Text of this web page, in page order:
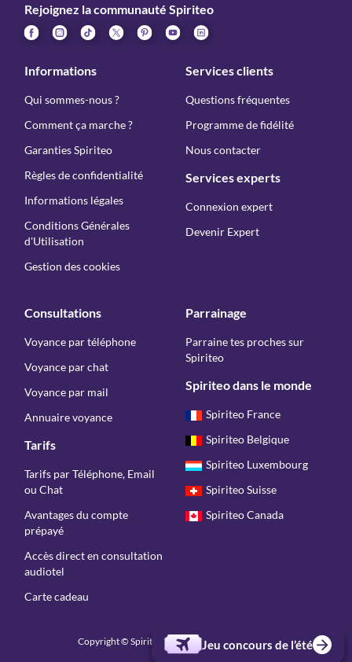
Jeu concours de l’été
Rejoignez la communauté Spiriteo
Informations
Qui sommes-nous ?
Comment ça marche ?
Garanties Spiriteo
Règles de confidentialité
Informations légales
Conditions Générales
d'Utilisation
Gestion des cookies
Services clients
Questions fréquentes
Programme de fidélité
Nous contacter
Services experts
Connexion expert
Devenir Expert
Consultations
Voyance par téléphone
Voyance par chat
Voyance par mail
Annuaire voyance
Tarifs
Tarifs par Téléphone, Email
ou Chat
Avantages du compte
prépayé
Accès direct en consultation
audiotel
Carte cadeau
Parrainage
Parraine tes proches sur
Spiriteo
Spiriteo dans le monde
Spiriteo France
Spiriteo Belgique
Spiriteo Luxembourg
Spiriteo Suisse
Spiriteo Canada
Copyright © Spiriteo 2026 - Tous droits réservés